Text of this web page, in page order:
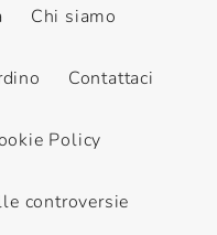
Chi siamo
Contattaci
Policy
controversie